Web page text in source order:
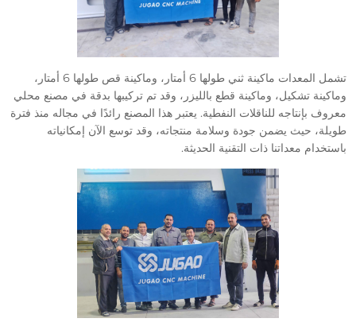
تشمل المعدات ماكينة ثني طولها 6 أمتار، وماكينة قص طولها 6 أمتار،
وماكينة تشكيل، وماكينة قطع بالليزر، وقد تم تركيبها بدقة في مصنع محلي
معروف بإنتاجه للناقلات النفطية. يعتبر هذا المصنع رائدًا في مجاله منذ فترة
طويلة، حيث يضمن جودة وسلامة منتجاته، وقد توسع الآن إمكانياته
باستخدام معداتنا ذات التقنية الحديثة.